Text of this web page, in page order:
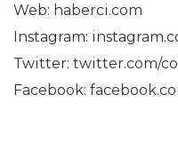
Web: haberci.com
Instagram:
Twitter: twitter.com/
Facebook: